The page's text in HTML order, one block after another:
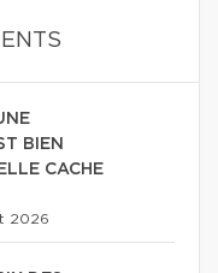
BIEN
CACHE
2026